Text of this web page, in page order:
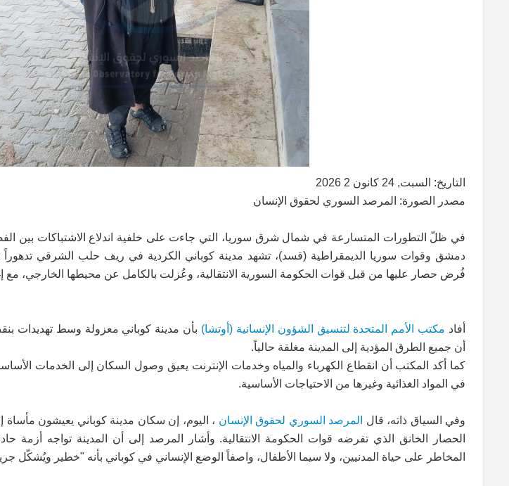
التاريخ: السبت, 24 كانون 2 2026
مصدر الصورة: المرصد السوري لحقوق الإنسان
في ظلّ التطورات المتسارعة في شمال شرق سوريا، التي جاءت على خلفية اندلاع الاشتباكات بين
دمشق وقوات سوريا الديمقراطية (قسد)، تشهد مدينة كوباني الكردية في ريف حلب الشرقي تدهوراً
فُرض حصار عليها من قبل قوات الحكومة السورية الانتقالية، وعُزلت بالكامل عن محيطها الخارجي، مع
أفاد مكتب الأمم المتحدة لتنسيق الشؤون الإنسانية (أوتشا) بأن مدينة كوباني معزولة وسط تهديدات
أن جميع الطرق المؤدية إلى المدينة مغلقة حالياً.
كما أكد المكتب أن انقطاع الكهرباء والمياه وخدمات الإنترنت يعيق وصول السكان إلى الخدمات
في المواد الغذائية وغيرها من الاحتياجات الأساسية.
وفي السياق ذاته، قال المرصد السوري لحقوق الإنسان ، اليوم، إن سكان مدينة كوباني يعيشون
الحصار الخانق الذي تفرضه قوات الحكومة الانتقالية. وأشار المرصد إلى أن المدينة تواجه أزمة
المخاطر على حياة المدنيين، ولا سيما الأطفال، واصفاً الوضع الإنساني في كوباني بأنه "خطير ويُشكّل